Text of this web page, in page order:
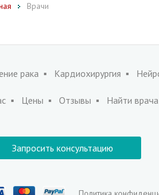
Врачи
рака Кардиохирургия
Цены Отзывы Найти врача
Запросить консультацию